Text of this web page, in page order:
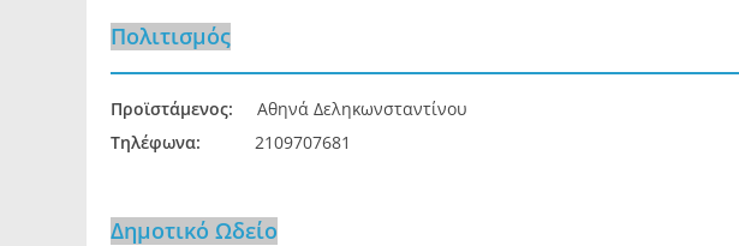
Πολιτισμός
Προϊστάμενος:
Αθηνά Δεληκωνσταντίνου
Τηλέφωνα:
2109707681
Δημοτικό Ωδείο